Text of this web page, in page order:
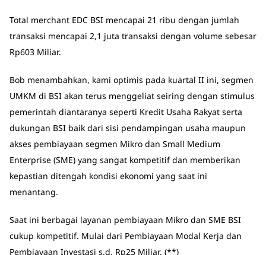
Total merchant EDC BSI mencapai 21 ribu dengan jumlah
transaksi mencapai 2,1 juta transaksi dengan volume sebesar
Rp603 Miliar.
Bob menambahkan, kami optimis pada kuartal II ini, segmen
UMKM di BSI akan terus menggeliat seiring dengan stimulus
pemerintah diantaranya seperti Kredit Usaha Rakyat serta
dukungan BSI baik dari sisi pendampingan usaha maupun
akses pembiayaan segmen Mikro dan Small Medium
Enterprise (SME) yang sangat kompetitif dan memberikan
kepastian ditengah kondisi ekonomi yang saat ini
menantang.
Saat ini berbagai layanan pembiayaan Mikro dan SME BSI
cukup kompetitif. Mulai dari Pembiayaan Modal Kerja dan
Pembiayaan Investasi s.d. Rp25 Miliar. (**)